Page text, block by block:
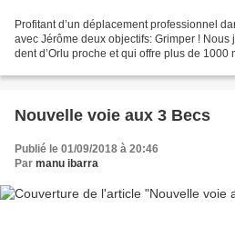
Profitant d’un déplacement professionnel
avec Jérôme deux objectifs: Grimper !
dent d’Orlu proche et qui offre plus de 1000
Nouvelle voie aux 3 Becs
Publié le 01/09/2018 à 20:46
Par manu ibarra